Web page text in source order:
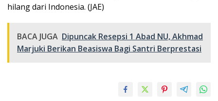
hilang dari Indonesia. (JAE)
BACA JUGA Dipuncak Resepsi 1 Abad NU, Akhmad
Marjuki Berikan Beasiswa Bagi Santri Berprestasi